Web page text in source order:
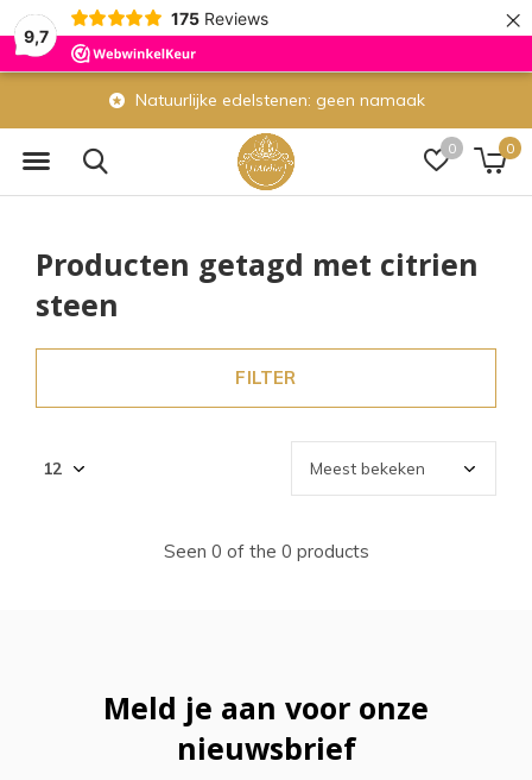
9,7
175 Reviews ×
0 0
Natuurlijke edelstenen: geen namaak
Producten getagd met citrien
steen
FILTER
Seen 0 of the 0 products
Meld je aan voor onze
nieuwsbrief